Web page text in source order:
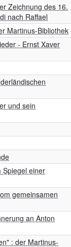
Zeichnung des 16.
nach Raffael
Martinus-Bibliothek
- Ernst Xaver
und sein
Spiegel einer
gemeinsamen
an Anton
: der Martinus-